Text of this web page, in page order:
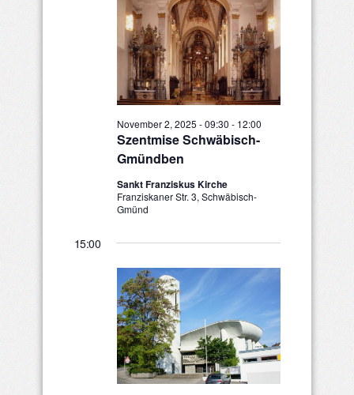
2025
Szentmise Schwäbisch-
Gmündben
November 2, 2025 - 09:30 - 12:00
Sankt Franziskus Kirche
Franziskaner Str. 3, Schwäbisch-
Gmünd
15:00